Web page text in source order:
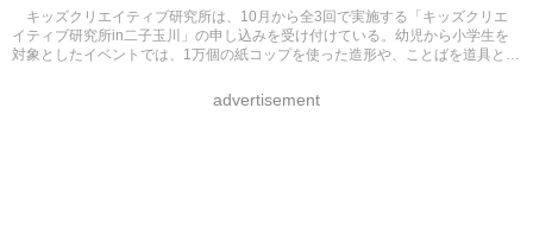
キッズクリエイティブ研究所は、10月から全3回で実施する「キッズクリエ
イティブ研究所in二子玉川」の申し込みを受け付けている。幼児から小学生を
対象としたイベントでは、1万個の紙コップを使った造形や、ことばを道具とし
advertisement